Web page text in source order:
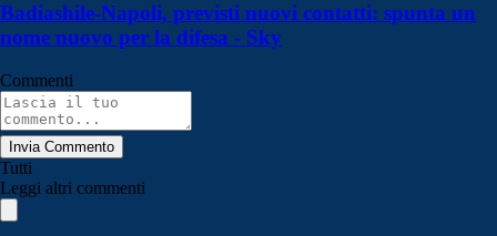
Badiashile-Napoli, previsti nuovi contatti: spunta un
nome nuovo per la difesa - Sky
Commenti
Invia Commento
Tutti
Leggi altri commenti